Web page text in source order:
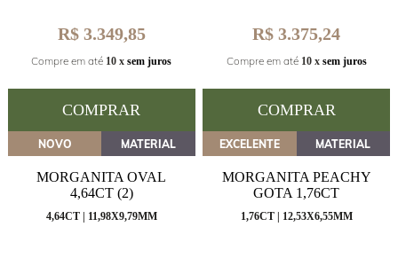
R$ 3.349,85
Compre em até 10 x sem juros
COMPRAR
R$ 3.375,24
Compre em até 10 x sem juros
COMPRAR
NOVO MATERIAL
MORGANITA OVAL
4,64CT (2)
4,64CT | 11,98X9,79MM
EXCELENTE MATERIAL
MORGANITA PEACHY
GOTA 1,76CT
1,76CT | 12,53X6,55MM